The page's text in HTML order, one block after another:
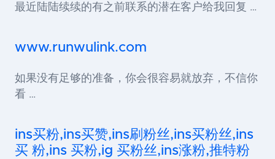
最近陆陆续续的有之前联系的潜在客户给我回复 …
www.runwulink.com
如果没有足够的准备，你会很容易就放弃，不信你
看 …
ins买粉,ins买赞,ins刷粉丝,ins买粉丝,ins
买 粉,ins 买粉,ig 买粉丝,ins涨粉,推特粉